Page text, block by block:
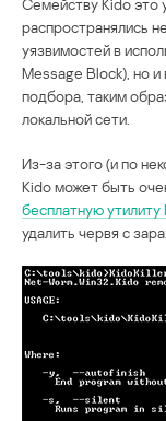
распространялись
уязвимостей в
Message Block), но
подбора, таким
локальной сети.
Из-за этого (и по
Kido может быть
бесплатную утилиту
удалить червя с